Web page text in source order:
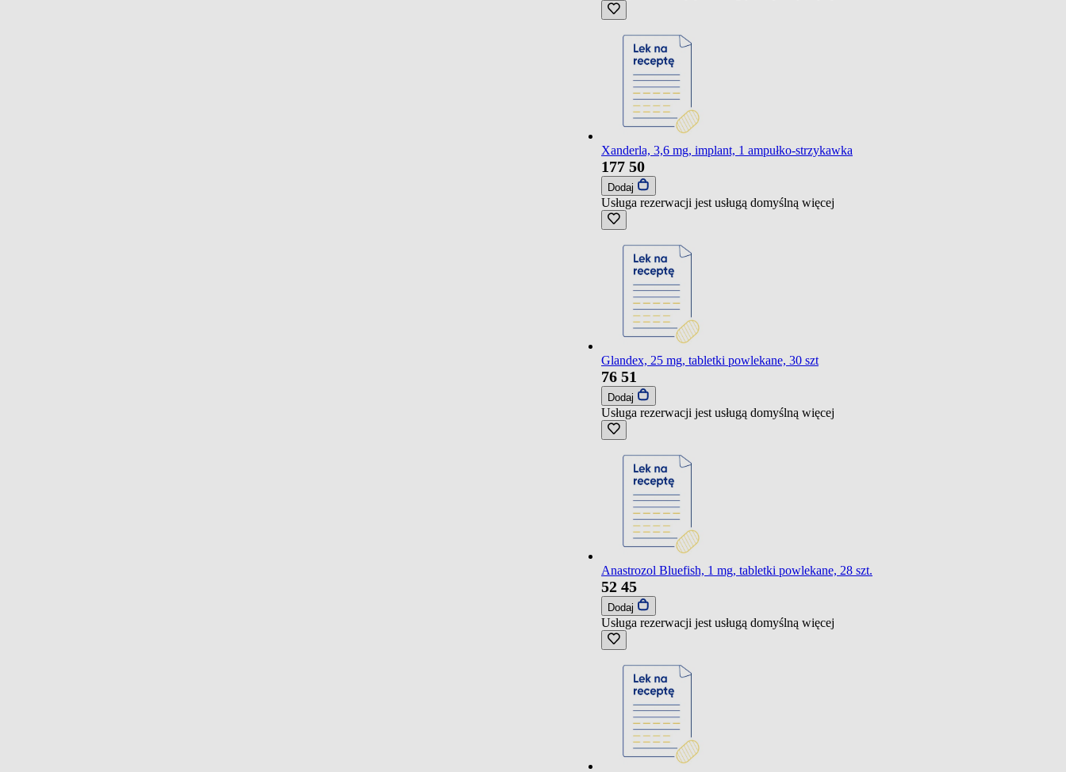
Xanderla, 3,6 mg, implant, 1 ampułko-strzykawka
177 50
Dodaj
Usługa rezerwacji jest usługą domyślną więcej
Glandex, 25 mg, tabletki powlekane, 30 szt
76 51
Dodaj
Usługa rezerwacji jest usługą domyślną więcej
Anastrozol Bluefish, 1 mg, tabletki powlekane, 28 szt.
52 45
Dodaj
Usługa rezerwacji jest usługą domyślną więcej